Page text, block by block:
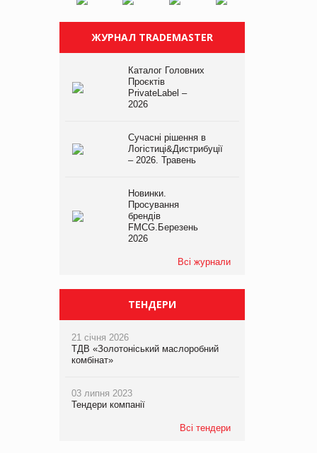
ЖУРНАЛ TRADEMASTER
Каталог Головних
Проєктів
PrivateLabel –
2026
Сучасні рішення в
Логістиці&Дистрибуції
– 2026. Травень
Новинки.
Просування
брендів
FMCG.Березень
2026
Всі журнали
ТЕНДЕРИ
21 січня 2026
ТДВ «Золотоніський маслоробний
комбінат»
03 липня 2023
Тендери компанії
Всі тендери